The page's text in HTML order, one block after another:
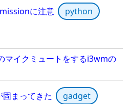
に注意
python
マイクミュートをするi3wmの
まってきた gadget